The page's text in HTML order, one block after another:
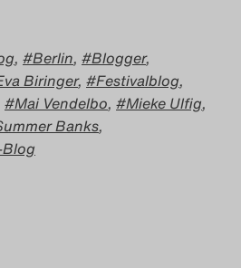
, Berlin, Blogger,
Biringer, Festivalblog,
Mai Vendelbo, Mieke Ulfig,
Banks,